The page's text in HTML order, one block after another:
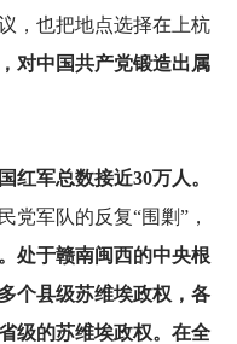
，也把地点选择在上杭
对中国共产党锻造出属
红军总数接近30万人。
党军队的反复“围剿”，
处于赣南闽西的中央根
个县级苏维埃政权，各
级的苏维埃政权。在全